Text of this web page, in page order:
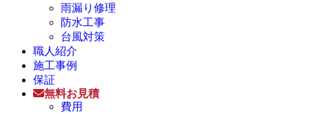
雨漏り修理
防水工事
台風対策
職人紹介
施工事例
保証
無料お見積
費用